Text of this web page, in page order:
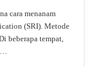
cara menanam
(SRI). Metode
beberapa tempat,